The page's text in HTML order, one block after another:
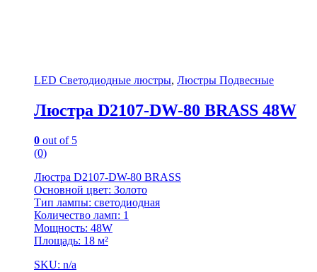
LED Светодиодные люстры, Люстры Подвесные
Люстра D2107-DW-80 BRASS 48W
0 out of 5
(0)
Люстра D2107-DW-80 BRASS
Основной цвет: Золото
Тип лампы: светодиодная
Количество ламп: 1
Мощность: 48W
Площадь: 18 м²
SKU: n/a